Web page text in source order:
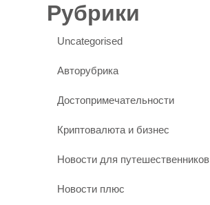
Рубрики
Uncategorised
Авторубрика
Достопримечательности
Криптовалюта и бизнес
Новости для путешественников
Новости плюс